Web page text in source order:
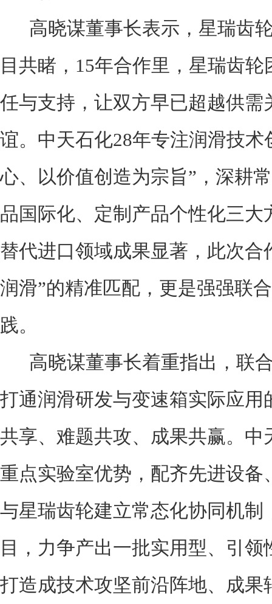
高晓谋董事长表示，星瑞齿
目共睹，15年合作里，星瑞齿
任与支持，让双方早已超越供需
谊。中天石化28年专注润滑技
心、以价值创造为宗旨”，深耕
品国际化、定制产品个性化三大
替代进口领域成果显著，此次合
润滑”的精准匹配，更是强强联
践。
高晓谋董事长着重指出，联
打通润滑研发与变速箱实际应用
共享、难题共攻、成果共赢。中
重点实验室优势，配齐先进设备
与星瑞齿轮建立常态化协同机制
目，力争产出一批实用型、引
打造成技术攻坚前沿阵地、成果